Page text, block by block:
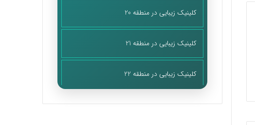
کلینیک زیبایی در منطقه 20
کلینیک زیبایی در منطقه 21
کلینیک زیبایی در منطقه 22